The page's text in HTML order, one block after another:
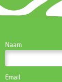
WEBSITE
Naam
Email